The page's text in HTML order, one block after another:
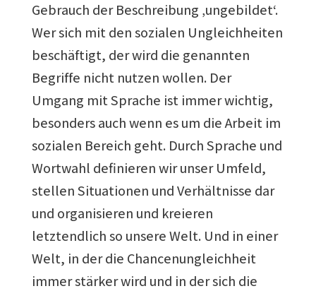
Gebrauch der Beschreibung ‚ungebildet‘.
Wer sich mit den sozialen Ungleichheiten
beschäftigt, der wird die genannten
Begriffe nicht nutzen wollen. Der
Umgang mit Sprache ist immer wichtig,
besonders auch wenn es um die Arbeit im
sozialen Bereich geht. Durch Sprache und
Wortwahl definieren wir unser Umfeld,
stellen Situationen und Verhältnisse dar
und organisieren und kreieren
letztendlich so unsere Welt. Und in einer
Welt, in der die Chancenungleichheit
immer stärker wird und in der sich die